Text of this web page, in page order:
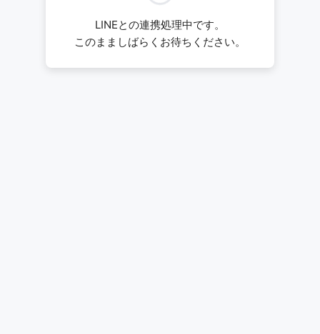
LINEとの連携処理中です。
このまましばらくお待ちください。